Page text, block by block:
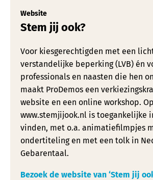
Website
Stem jij ook?
Voor kiesgerechtigden met een
verstandelijke beperking (LVB) én
professionals en naasten die hen
maakt ProDemos een
website en een online workshop. Op
www.stemjijook.nl is toegankelijke
vinden, met o.a. animatiefilmpjes
ondertiteling en met een tolk in
Gebarentaal.
Bezoek de website van ‘Stem jij